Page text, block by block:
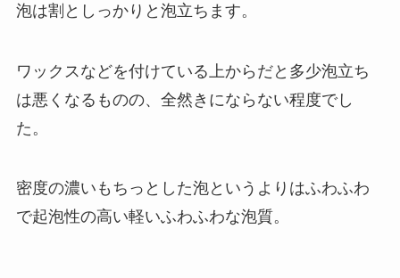
泡は割としっかりと泡立ちます。
ワックスなどを付けている上からだと多少泡立ち
は悪くなるものの、全然きにならない程度でし
た。
密度の濃いもちっとした泡というよりはふわふわ
で起泡性の高い軽いふわふわな泡質。